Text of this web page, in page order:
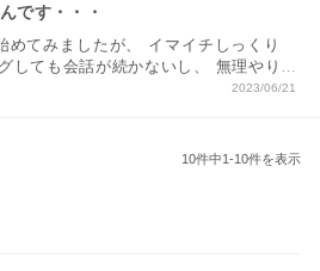
す。
です・・・
めてみましたが、 イマイチしっくり
しても会話が続かないし、 無理やり
ないような 気がしてつらくなりま
ままでは結婚できないと思うと それ
2023/06/21
10件中1-10件を表示